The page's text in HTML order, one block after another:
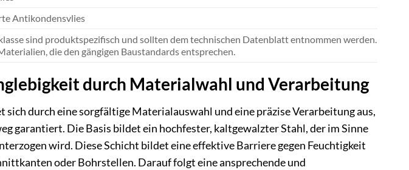
Antikondensvlies
sind produktspezifisch und sollten dem technischen Datenblatt entnommen werden.
die den gängigen Baustandards entsprechen.
durch Materialwahl und Verarbeitung
durch eine sorgfältige Materialauswahl und eine präzise Verarbeitung aus,
garantiert. Die Basis bildet ein hochfester, kaltgewalzter Stahl, der im Sinne
wird. Diese Schicht bildet eine effektive Barriere gegen Feuchtigkeit
oder Bohrstellen. Darauf folgt eine ansprechende und